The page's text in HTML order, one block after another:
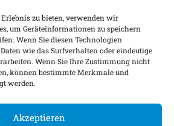
zu bieten, verwenden wir
um Geräteinformationen zu speichern
Wenn Sie diesen Technologien
wie das Surfverhalten oder eindeutige
Wenn Sie Ihre Zustimmung nicht
können bestimmte Merkmale und
werden.
Akzeptieren